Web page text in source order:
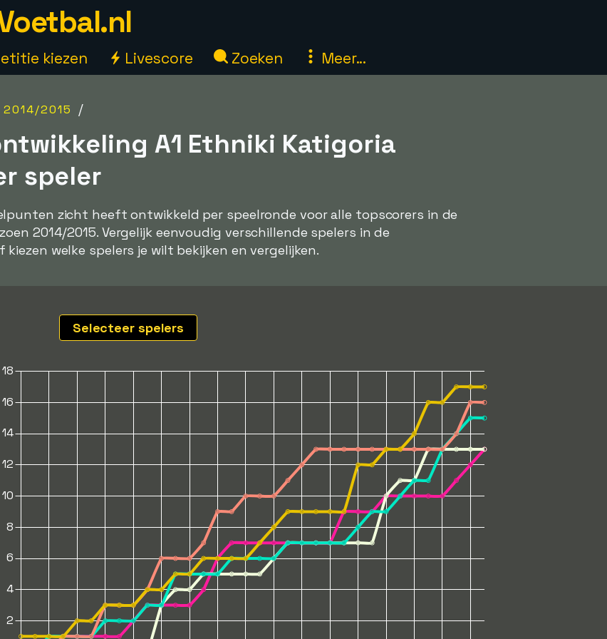
kiezen Livescore Zoeken Meer...
2014/2015 /
A1 Ethniki Katigoria
speler
zicht heeft ontwikkeld per speelronde voor alle topscorers in de
2014/2015. Vergelijk eenvoudig verschillende spelers in de
welke spelers je wilt bekijken en vergelijken.
Selecteer spelers